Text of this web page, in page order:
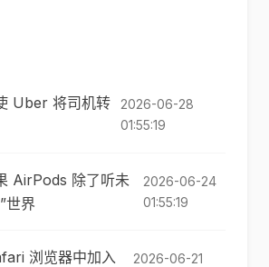
Uber 将司机转
2026-06-28
01:55:19
AirPods 除了听未
世界
2026-06-24
01:55:19
浏览器中加入
2026-06-21